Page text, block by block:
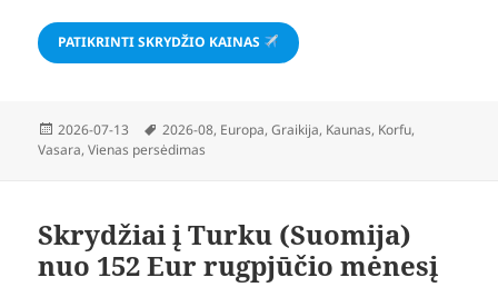
PATIKRINTI SKRYDŽIO KAINAS
Paskelbta
2026-07-13 Žymos
2026-08, Europa,Graikija, Kaunas, Korfu,
Vasara,Vienas persėdimas
Skrydžiai į Turku (Suomija)
nuo 152 Eur rugpjūčio mėnesį